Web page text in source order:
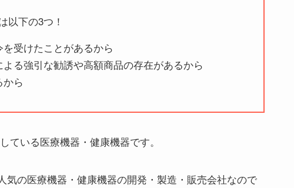
以下の3つ！
受けたことがあるから
る強引な勧誘や高額商品の存在があるから
ら
いる医療機器・健康機器です。
の医療機器・健康機器の開発・製造・販売会社なので